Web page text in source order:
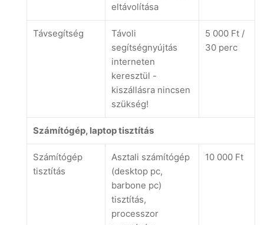
eltávolítása
Távsegítség
Távoli
segítségnyújtás
interneten
keresztül -
kiszállásra nincsen
szükség!
5 000 Ft /
30 perc
Számítógép, laptop tisztítás
Számítógép
tisztítás
Asztali számítógép
(desktop pc,
barbone pc)
tisztítás,
processzor
10 000 Ft